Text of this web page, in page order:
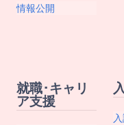
情報公開
就職･キャリ
ア支援